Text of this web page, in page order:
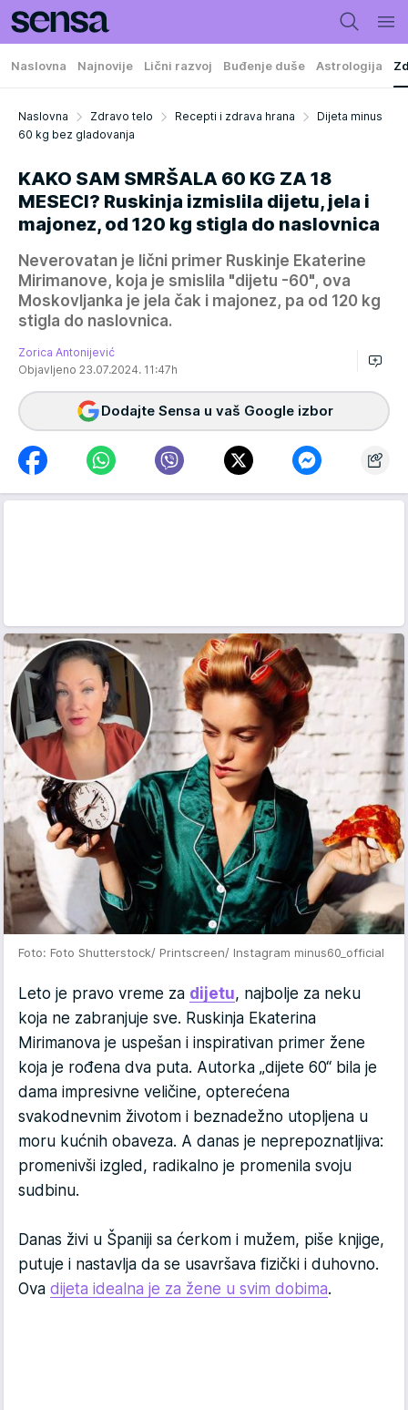
Naslovna Najnovije Lični razvoj Buđenje duše Astrologija
Naslovna Zdravo telo Recepti i zdrava hrana
Dijeta minus
60 kg bez gladovanja
KAKO SAM SMRŠALA 60 KG ZA 18
MESECI? Ruskinja izmislila dijetu, jela i
majonez, od 120 kg stigla do naslovnica
Neverovatan je lični primer Ruskinje Ekaterine
Mirimanove, koja je smislila "dijetu -60", ova
Moskovljanka je jela čak i majonez, pa od 120 kg
stigla do naslovnica.
Zorica Antonijević
Objavljeno 23.07.2024. 11:47h
Dodajte Sensa u vaš Google izbor
Foto: Foto Shutterstock/ Printscreen/ Instagram minus60_official
Leto je pravo vreme za dijetu, najbolje za neku
koja ne zabranjuje sve. Ruskinja Ekaterina
Mirimanova je uspešan i inspirativan primer žene
koja je rođena dva puta. Autorka „dijete 60“ bila je
dama impresivne veličine, opterećena
svakodnevnim životom i beznadežno utopljena u
moru kućnih obaveza. A danas je neprepoznatljiva:
promenivši izgled, radikalno je promenila svoju
sudbinu.
Danas živi u Španiji sa ćerkom i mužem, piše knjige,
putuje i nastavlja da se usavršava fizički i duhovno.
Ova dijeta idealna je za žene u svim dobima.